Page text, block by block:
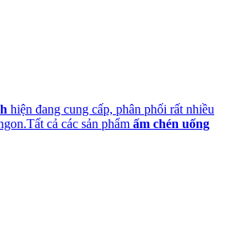
hiện đang cung cấp, phân phối rất nhiều
cả các sản phẩm ấm chén uống